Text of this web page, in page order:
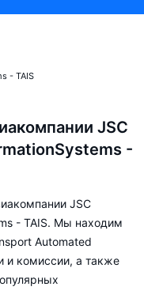
- TAIS
JSC
-
JSC
- TAIS. Мы находим
Automated
и комиссии, а также